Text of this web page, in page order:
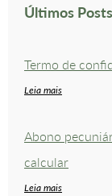
Últimos Posts
Termo de
Leia mais
Abono
calcular
Leia mais